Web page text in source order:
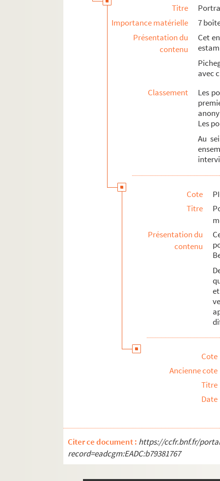
Titre
Importance matérielle
7
Présentation du
contenu
Cet
avec
Classement
Les
Les
Au
Cote
Titre
Présentation du
contenu
Cote
Ancienne cote
Titre
Date
Citer ce document : https://ccfr.bnf.fr/
record=eadcgm:EADC:b79381767